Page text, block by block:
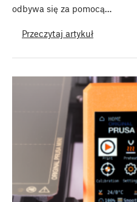
odbywa się za pomocą…
Przeczytaj artykuł